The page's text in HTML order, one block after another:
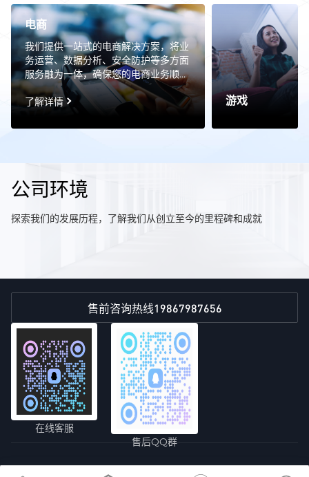
电商
我们提供一站式的电商解决方案，将业
务运营、数据分析、安全防护等多方面
服务融为一体，确保您的电商业务顺畅
无阻。我们提供一站式的电商解决方
案，将业务运营、数据分析、安全防护
业务顺畅无阻。
了解详情 游戏
公司环境
探索我们的发展历程，了解我们从创立至今的里程碑和成就
售前咨询热线19867987656
在线客服
售后QQ群